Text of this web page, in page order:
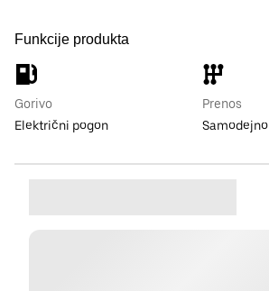
Funkcije produkta
Gorivo
Električni pogon
Prenos
Samodejno